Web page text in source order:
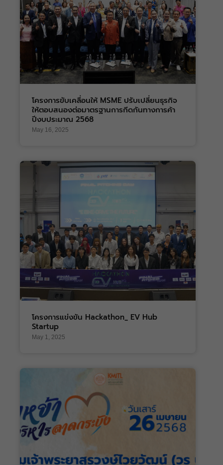
โครงการขับเคลื่อนให้ MSME ปรับเปลี่ยนธุรกิจ
ให้ตอบสนองต่อมาตรฐานการกีดกันทางการค้า
ปีงบประมาณ 2568
May 16, 2025
โครงการแข่งขัน Hackathon_ EV Hub
Startup
May 1, 2025